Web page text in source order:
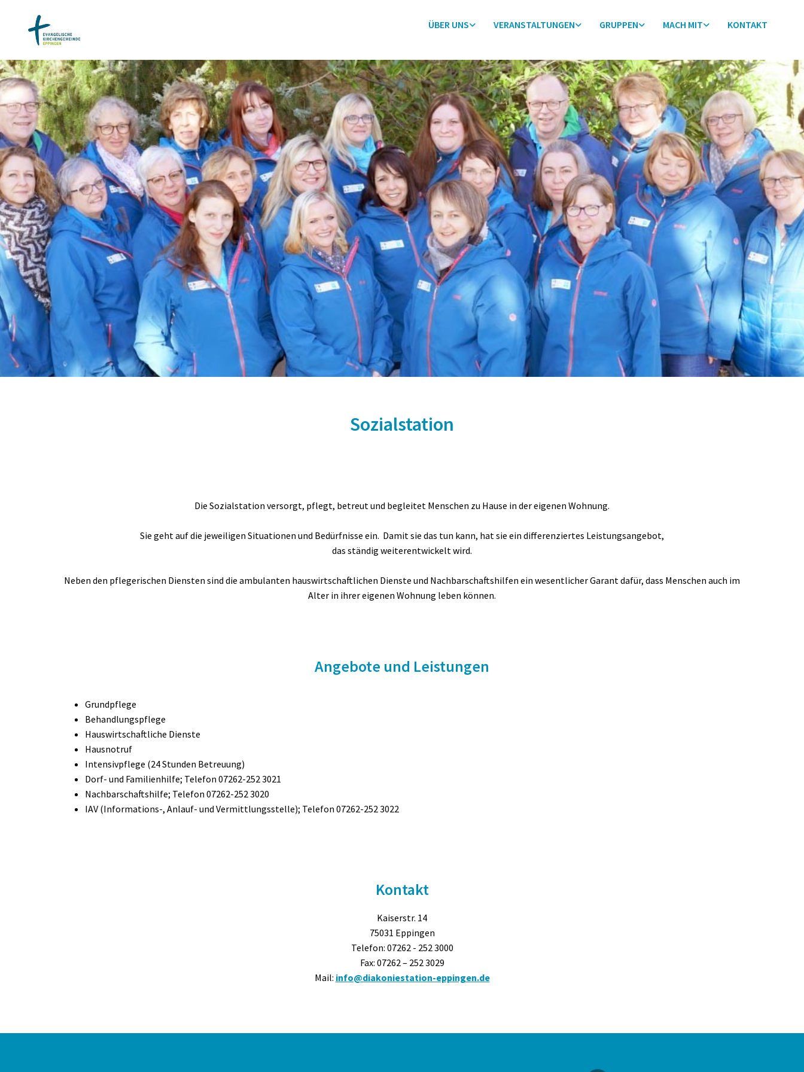
ÜBER UNS VERANSTALTUNGEN GRUPPEN MACH MIT KONTAKT
Sozialstation
Die Sozialstation versorgt, pflegt, betreut und begleitet Menschen zu Hause in der eigenen Wohnung.
Sie geht auf die jeweiligen Situationen und Bedürfnisse ein. Damit sie das tun kann, hat sie ein differenziertes Leistungsangebot,
das ständig weiterentwickelt wird.
Neben den pflegerischen Diensten sind die ambulanten hauswirtschaftlichen Dienste und Nachbarschaftshilfen ein wesentlicher Garant dafür, dass Menschen auch im
Alter in ihrer eigenen Wohnung leben können.
Angebote und Leistungen
Grundpflege
Behandlungspflege
Hauswirtschaftliche Dienste
Hausnotruf
Intensivpflege (24 Stunden Betreuung)
Dorf- und Familienhilfe; Telefon 07262-252 3021
Nachbarschaftshilfe; Telefon 07262-252 3020
IAV (Informations-, Anlauf- und Vermittlungsstelle); Telefon 07262-252 3022
Kontakt
Kaiserstr. 14
75031 Eppingen
Telefon: 07262 - 252 3000
Fax: 07262 – 252 3029
Mail: info@diakoniestation-eppingen.de